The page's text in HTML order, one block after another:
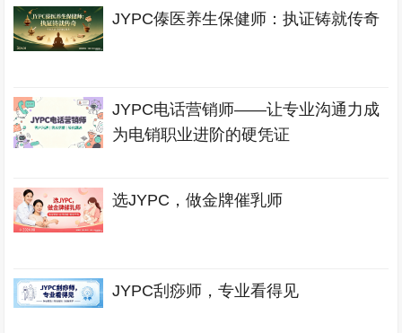
JYPC傣医养生保健师：执证铸就传奇
JYPC电话营销师——让专业沟通力成
为电销职业进阶的硬凭证
选JYPC，做金牌催乳师
JYPC刮痧师，专业看得见